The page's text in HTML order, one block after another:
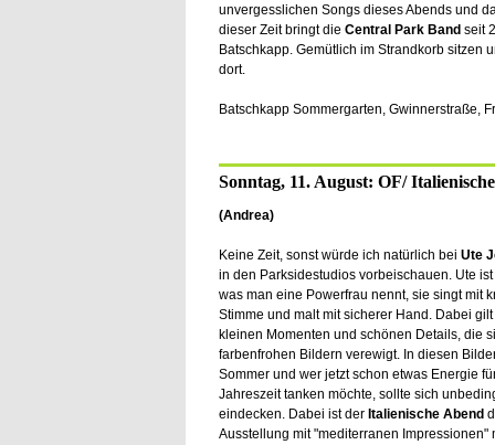
unvergesslichen Songs dieses Abends und
dieser Zeit bringt die Central Park Band seit
Batschkapp. Gemütlich im Strandkorb sitzen
dort.
Batschkapp Sommergarten, Gwinnerstraße,
Sonntag, 11. August: OF/
(Andrea)
Keine Zeit, sonst würde ich natürlich bei Ute
in den Parksidestudios vorbeischauen. Ute
was man eine Powerfrau nennt, sie singt mit
Stimme und malt mit sicherer Hand. Dabei
kleinen Momenten und schönen Details, die
farbenfrohen Bildern verewigt. In diesen
Sommer und wer jetzt schon etwas Energie
Jahreszeit tanken möchte, sollte sich
eindecken. Dabei ist der Italienische Abend
Ausstellung mit "mediterranen